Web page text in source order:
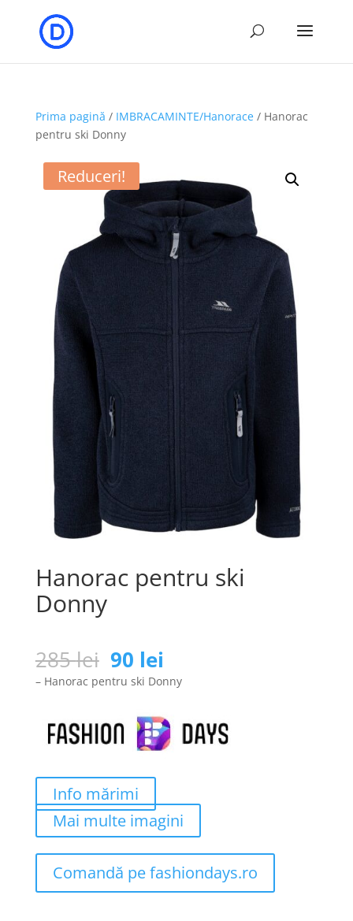
Prima pagină / IMBRACAMINTE/Hanorace/ Hanorac
pentru ski Donny
Reduceri!
Hanorac pentru ski
Donny
285lei Prețul
inițial
a
fost:
285 lei.
90 lei
curent
este:
90 lei.
– Hanorac pentru ski Donny
Info mărimi
Mai multe imagini
Comandă pe fashiondays.ro